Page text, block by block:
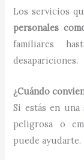
Los servicios
personales
familiares
desapariciones.
¿Cuándo
Si estás en
peligrosa o
puede ayudarte.